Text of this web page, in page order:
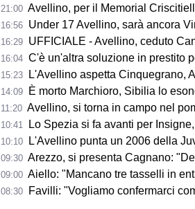
21:00 Avellino, per il Memorial Criscitiello il parcheggio del Piazzale degli
16:56 Under 17 Avellino, sarà ancora
16:29 UFFICIALE - Avellino, ceduto
16:04 C'è un'altra soluzione in prestito per
15:23 L'Avellino aspetta Cinquegrano,
14:09 È morto Marchioro, Sibilia lo
11:20 Avellino, si torna in campo nel
10:41 Lo Spezia si fa avanti per
10:10 L'Avellino punta un 2006 della
09:30 Arezzo, si presenta Cagnano: "Debutto ad Avellino? Con il Pescara andò
09:00 Aiello: "Mancano tre tasselli in entrata e tre uscite. Il cambio modulo? Una
08:30 Favilli: "Vogliamo confermarci come una squadra scomoda